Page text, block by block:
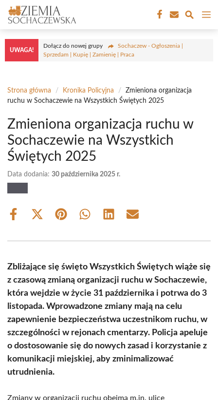
Przejdź
do
treści
UWAGA!
Dołącz do nowej grupy
Sochaczew - Ogłoszenia |
Sprzedam | Kupię | Zamienię | Praca
Strona główna / Kronika Policyjna /
Zmieniona organizacja
ruchu w Sochaczewie na Wszystkich Świętych 2025
Zmieniona organizacja ruchu w
Sochaczewie na Wszystkich
Świętych 2025
Data dodania: 30 października 2025 r.
Share
Share
(Twitter)
Share Share Share Share
Zbliżające się święto Wszystkich Świętych wiąże się
z czasową zmianą organizacji ruchu w Sochaczewie,
która wejdzie w życie 31 października i potrwa do 3
listopada. Wprowadzone zmiany mają na celu
zapewnienie bezpieczeństwa uczestnikom ruchu, w
szczególności w rejonach cmentarzy. Policja apeluje
o dostosowanie się do nowych zasad i korzystanie z
komunikacji miejskiej, aby zminimalizować
utrudnienia.
Zmiany w organizacji ruchu obejmą m.in. ulicę